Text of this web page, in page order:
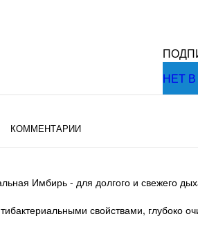
НЕТ
КОММЕНТАРИИ
Имбирь - для долгого и свежего
свойствами,